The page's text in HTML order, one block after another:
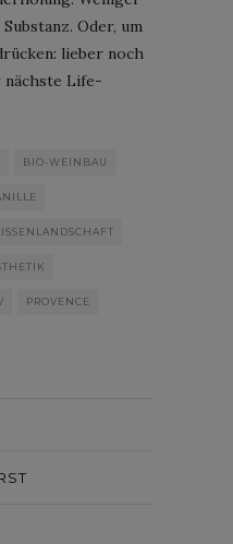
Oder, um
lieber noch
nächste Life-
BIO-WEINBAU
PROVENCE